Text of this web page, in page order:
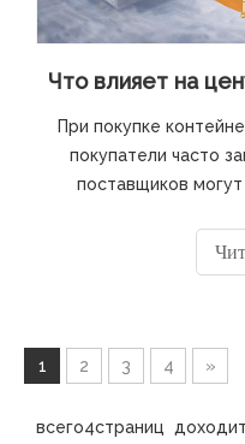
При покупке
покупатели часто
поставщиков могут
алюминиевой
дистрибьюторам и
1 2 3 4 »
всего4страниц